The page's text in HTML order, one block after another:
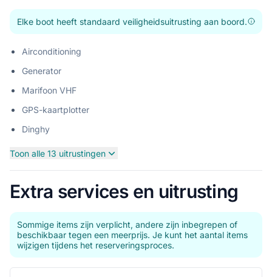
Elke boot heeft standaard veiligheidsuitrusting aan boord.
Airconditioning
Generator
Marifoon VHF
GPS-kaartplotter
Dinghy
Toon alle 13 uitrustingen
Extra services en uitrusting
Sommige items zijn verplicht, andere zijn inbegrepen of
beschikbaar tegen een meerprijs. Je kunt het aantal items
wijzigen tijdens het reserveringsproces.